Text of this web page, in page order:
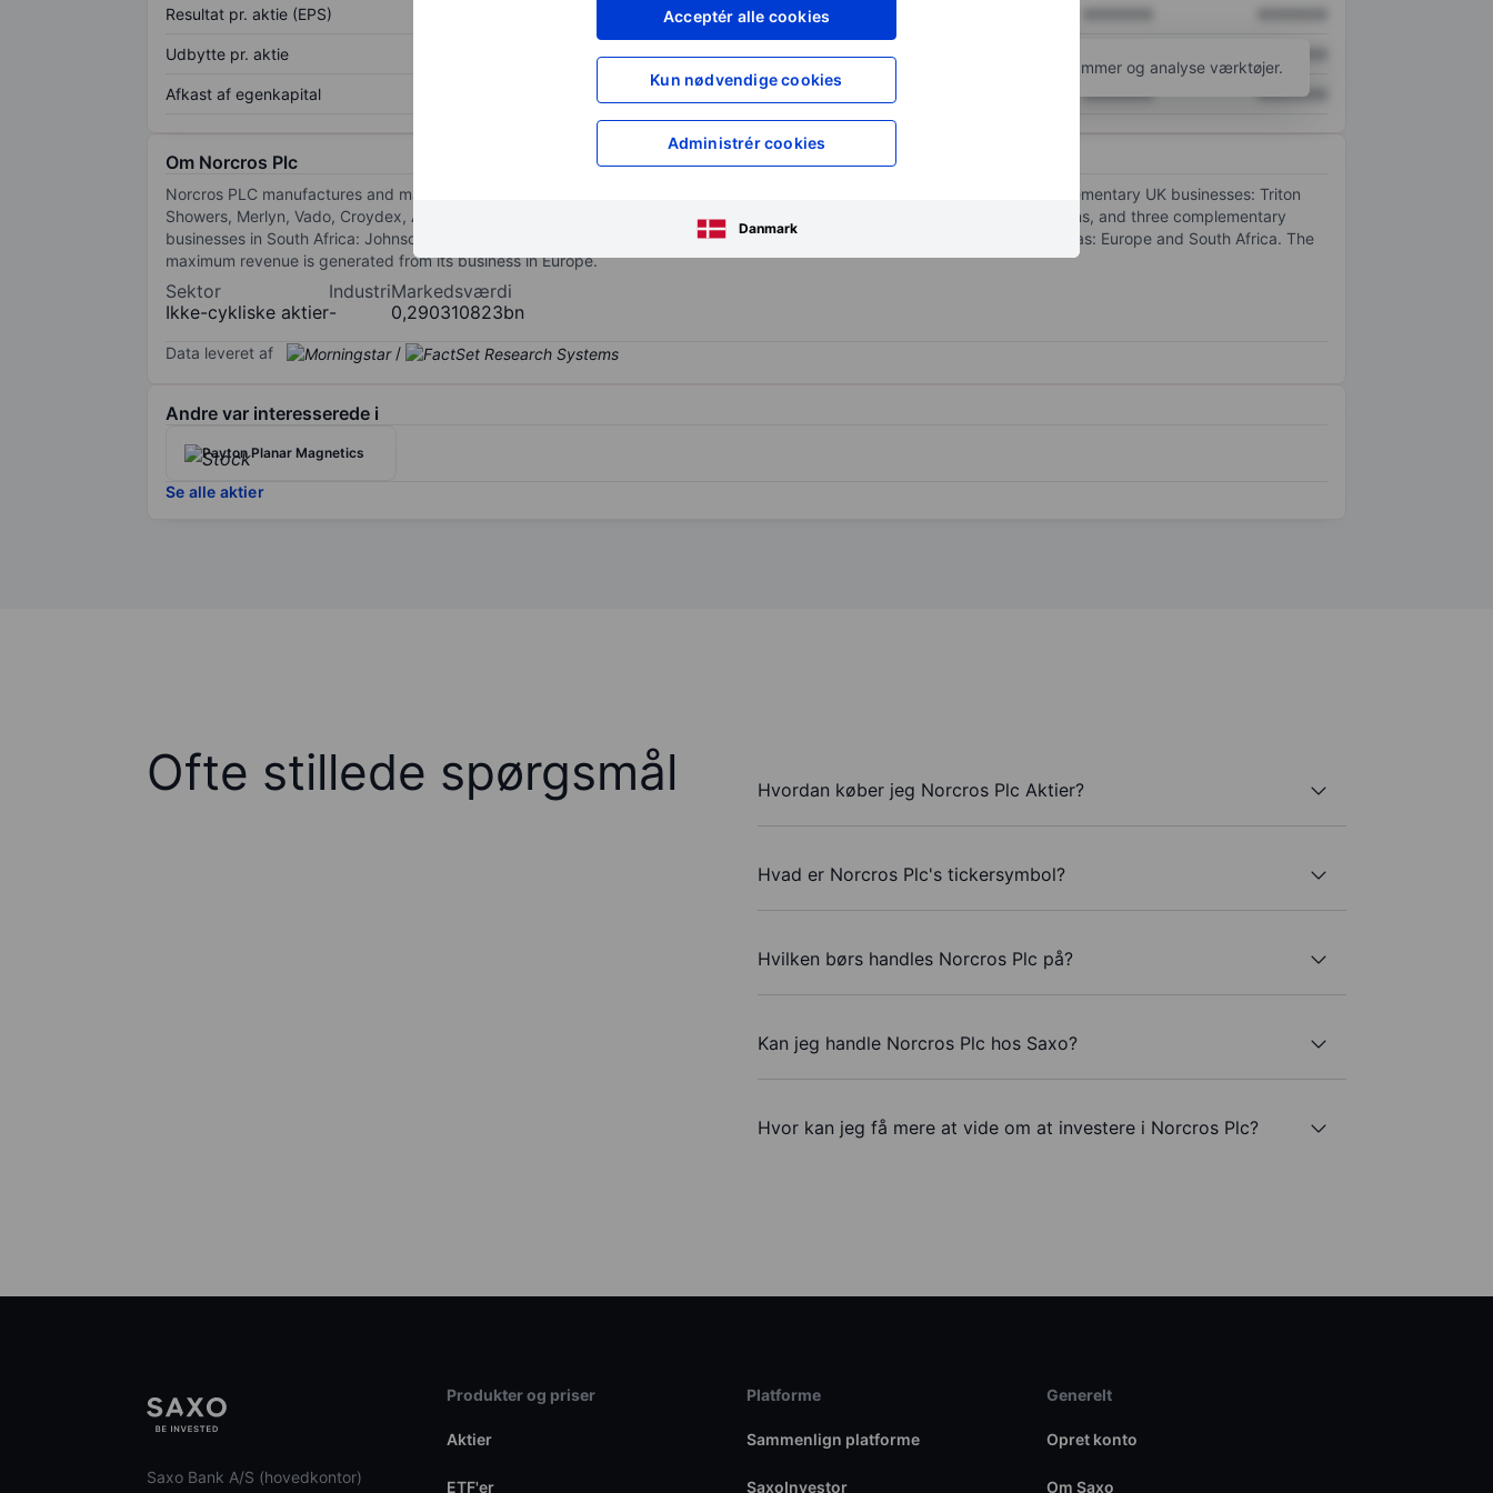
Acceptér alle cookies
Kun nødvendige cookies
Administrér cookies
Danmark
Resultat pr. aktie (EPS) XXXXXXX
Udbytte pr. aktie XXXXXXX
Afkast af egenkapital XXXXXXX XXXXXXX XXXXXXX
for at få adgang til flere diagrammer og analyse værktøjer.
Om Norcros Plc
Norcros PLC manufactures and markets showers, taps, bathroom accessories, tiles, and adhesives. The company has complementary UK businesses: Triton
Showers, Merlyn, Vado, Croydex, Abode, Johnson Tiles, and Norcros Adhesives both for domestic and commercial applications, and three complementary
businesses in South Africa: Johnson Tiles South Africa, TAL, and Tile Africa. The Group operates in two main geographical areas: Europe and South Africa. The
maximum revenue is generated from its business in Europe.
Sektor
Ikke-cykliske aktier
Industri
-
Markedsværdi
0,290310823bn
Data leveret af /
Andre var interesserede i
Payton Planar Magnetics
Se alle aktier
Ofte stillede spørgsmål Hvordan køber jeg Norcros Plc Aktier?
Hvad er Norcros Plc's tickersymbol?
Hvilken børs handles Norcros Plc på?
Kan jeg handle Norcros Plc hos Saxo?
Hvor kan jeg få mere at vide om at investere i Norcros Plc?
Saxo Bank A/S (hovedkontor)
Produkter og priser
Aktier
ETF'er
Platforme
Sammenlign platforme
SaxoInvestor
Generelt
Opret konto
Om Saxo